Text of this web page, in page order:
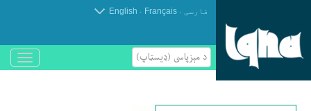
فارسی .
Français
.
English
د مېزپاسى (ډیسټاپ)
باز
و